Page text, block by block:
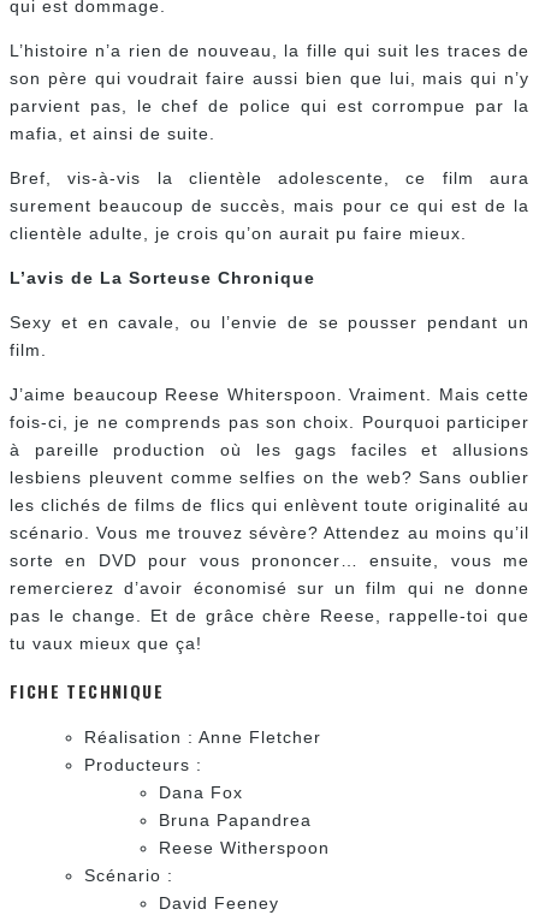
qui est dommage.
L’histoire n’a rien de nouveau, la fille qui suit les traces de
son père qui voudrait faire aussi bien que lui, mais qui n’y
parvient pas, le chef de police qui est corrompue par la
mafia, et ainsi de suite.
Bref, vis-à-vis la clientèle adolescente, ce film aura
surement beaucoup de succès, mais pour ce qui est de la
clientèle adulte, je crois qu’on aurait pu faire mieux.
L’avis de La Sorteuse Chronique
Sexy et en cavale, ou l’envie de se pousser pendant un
film.
J’aime beaucoup Reese Whiterspoon. Vraiment. Mais cette
fois-ci, je ne comprends pas son choix. Pourquoi participer
à pareille production où les gags faciles et allusions
lesbiens pleuvent comme selfies on the web? Sans oublier
les clichés de films de flics qui enlèvent toute originalité au
scénario. Vous me trouvez sévère? Attendez au moins qu’il
sorte en DVD pour vous prononcer… ensuite, vous me
remercierez d’avoir économisé sur un film qui ne donne
pas le change. Et de grâce chère Reese, rappelle-toi que
tu vaux mieux que ça!
FICHE TECHNIQUE
Réalisation : Anne Fletcher
Producteurs :
Dana Fox
Bruna Papandrea
Reese Witherspoon
Scénario :
David Feeney